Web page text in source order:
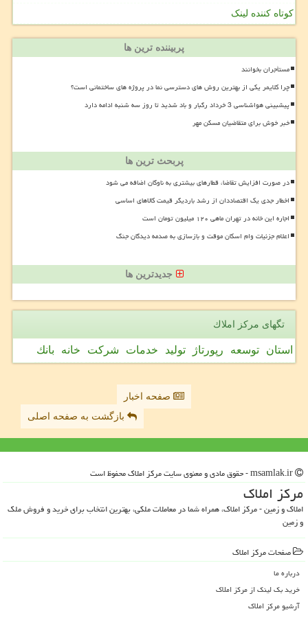
کوتاه کننده لینک
پربیننده ترین ها
مستأجران بخوانند
چرا کلایمر یکی از بهترین روش های دسترسی نما در پروژه های ساختمانی است؟
پیشبینی هواشناسی 3 خرداد رگبار و باد شدید تا روز سه شنبه ادامه دارد
خبر خوش برای متقاضیان مسکن مهر
پربحث ترین ها
در صورت افزایش تقاضا، قطارهای بیشتری به ناوگان اضافه می شود
اخطار جدی یک اقتصاددان از رشد باردیگر قیمت کالاهای اساسی
اجاره این خانه در تهران ماهی ۱۲۰ میلیون تومان است
اعلام جزئیات وام اسکان موقت و بازسازی به صدمه دیدگان جنگ
جدیدترین ها
تگهای مركز املاك
استان توسعه رپورتاژ تولید خدمات شركت خانه بانك
صفحه اخبار
بازگشت به صفحه اصلی
مركز املاك
املاک و زمین - مرکز املاک، همراه شما در معاملات ملکی، بهترین انتخاب برای خرید و فروش ملک
و زمین
صفحات مركز املاك
درباره ما
خرید بک لینک از مركز املاك
آرشیو مركز املاك